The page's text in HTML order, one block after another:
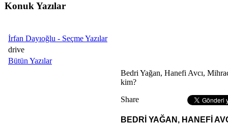
Konuk Yazılar
İrfan Dayıoğlu - Seçme Yazılar
drive
Bütün Yazılar
Bedri Yağan, Hanefi Avcı,
kim?
Share
BEDRİ YAĞAN, HANEFİ